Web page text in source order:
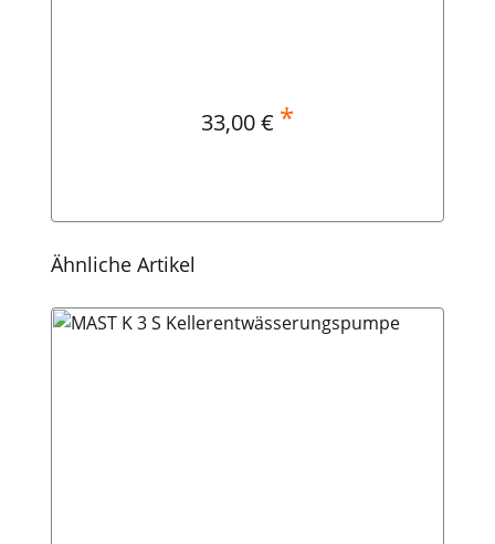
Regulärer Preis:
33,00 € *
In den Warenkorb
Produktgalerie überspringen
Ähnliche Artikel